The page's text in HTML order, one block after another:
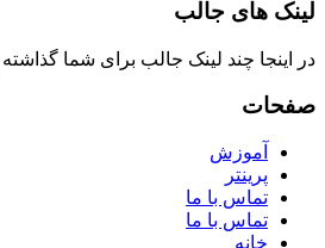
لینک های جالب
در اینجا چند لینک جالب برای شما
صفحات
آموزش
پرینتر
تماس با ما
تماس با ما
خانه